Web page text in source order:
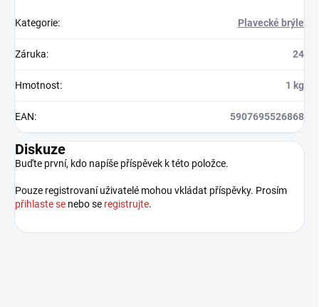
Kategorie: Plavecké brýle
Záruka: 24
Hmotnost: 1 kg
EAN: 5907695526868
Diskuze
Buďte první, kdo napíše příspěvek k této položce.
Pouze registrovaní uživatelé mohou vkládat příspěvky. Prosím
přihlaste se nebo se registrujte.